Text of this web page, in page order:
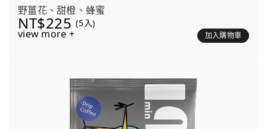
野薑花、甜橙、蜂蜜
NT$225 (5入)
view more + 加入購物車